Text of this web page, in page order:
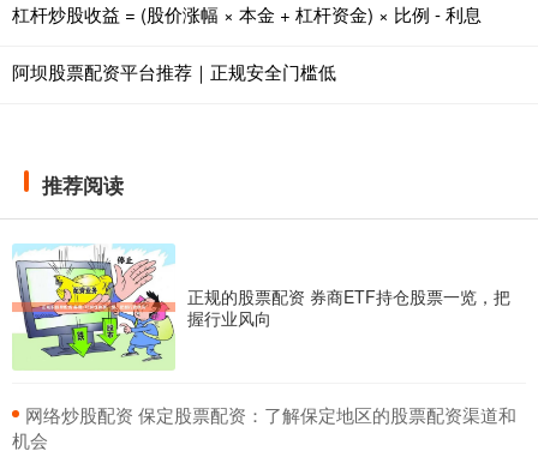
杠杆炒股收益 = (股价涨幅 × 本金 + 杠杆资金) × 比例 - 利息
阿坝股票配资平台推荐｜正规安全门槛低
推荐阅读
正规的股票配资 券商ETF持仓股票一览，把
握行业风向
​网络炒股配资 保定股票配资：了解保定地区的股票配资渠道和
机会